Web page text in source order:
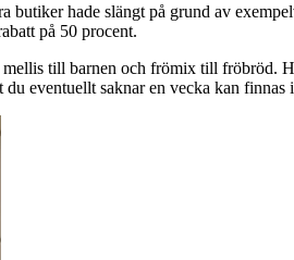
hade slängt på grund av
på 50 procent.
till barnen och frömix till fröbröd.
eventuellt saknar en vecka kan finnas